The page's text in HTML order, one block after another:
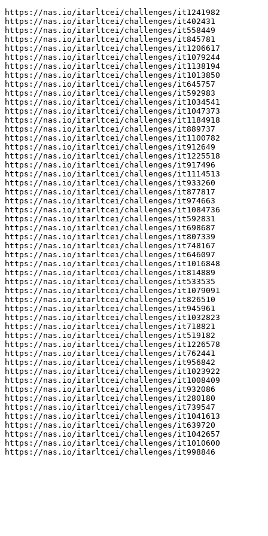
https://nas.io/itarltcei/challenges/it1241982
https://nas.io/itarltcei/challenges/it402431
https://nas.io/itarltcei/challenges/it558449
https://nas.io/itarltcei/challenges/it845781
https://nas.io/itarltcei/challenges/it1206617
https://nas.io/itarltcei/challenges/it1079244
https://nas.io/itarltcei/challenges/it1138194
https://nas.io/itarltcei/challenges/it1013850
https://nas.io/itarltcei/challenges/it645757
https://nas.io/itarltcei/challenges/it592983
https://nas.io/itarltcei/challenges/it1034541
https://nas.io/itarltcei/challenges/it1047373
https://nas.io/itarltcei/challenges/it1184918
https://nas.io/itarltcei/challenges/it889737
https://nas.io/itarltcei/challenges/it1100782
https://nas.io/itarltcei/challenges/it912649
https://nas.io/itarltcei/challenges/it1225518
https://nas.io/itarltcei/challenges/it917496
https://nas.io/itarltcei/challenges/it1114513
https://nas.io/itarltcei/challenges/it933260
https://nas.io/itarltcei/challenges/it877817
https://nas.io/itarltcei/challenges/it974663
https://nas.io/itarltcei/challenges/it1084736
https://nas.io/itarltcei/challenges/it592831
https://nas.io/itarltcei/challenges/it698687
https://nas.io/itarltcei/challenges/it807339
https://nas.io/itarltcei/challenges/it748167
https://nas.io/itarltcei/challenges/it646097
https://nas.io/itarltcei/challenges/it1016848
https://nas.io/itarltcei/challenges/it814889
https://nas.io/itarltcei/challenges/it533535
https://nas.io/itarltcei/challenges/it1079091
https://nas.io/itarltcei/challenges/it826510
https://nas.io/itarltcei/challenges/it945961
https://nas.io/itarltcei/challenges/it1032823
https://nas.io/itarltcei/challenges/it718821
https://nas.io/itarltcei/challenges/it519182
https://nas.io/itarltcei/challenges/it1226578
https://nas.io/itarltcei/challenges/it762441
https://nas.io/itarltcei/challenges/it956842
https://nas.io/itarltcei/challenges/it1023922
https://nas.io/itarltcei/challenges/it1008409
https://nas.io/itarltcei/challenges/it932086
https://nas.io/itarltcei/challenges/it280180
https://nas.io/itarltcei/challenges/it739547
https://nas.io/itarltcei/challenges/it1041613
https://nas.io/itarltcei/challenges/it639720
https://nas.io/itarltcei/challenges/it1042657
https://nas.io/itarltcei/challenges/it1010600
https://nas.io/itarltcei/challenges/it998846